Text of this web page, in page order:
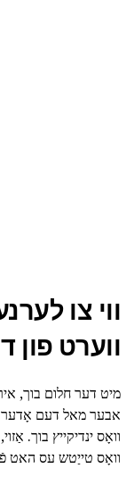
ווי צו
ווערט פון
מיט דער חלום בוך,
אבער מאל דעם אָדער
וואָס ינדיקייץ בוך.
וואָס טייַטש עס האט